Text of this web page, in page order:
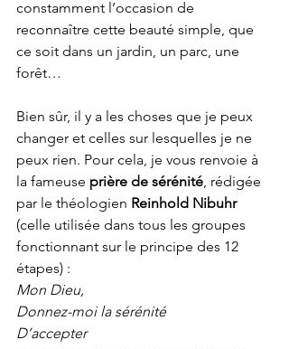
constamment l’occasion de
reconnaître cette beauté simple, que
ce soit dans un jardin, un parc, une
forêt…
Bien sûr, il y a les choses que je peux
changer et celles sur lesquelles je ne
peux rien. Pour cela, je vous renvoie à
la fameuse prière de sérénité , rédigée
par le théologien Reinhold Nibuhr
(celle utilisée dans tous les groupes
fonctionnant sur le principe des 12
étapes) :
Mon Dieu,
Donnez-moi la sérénité
D’accepter